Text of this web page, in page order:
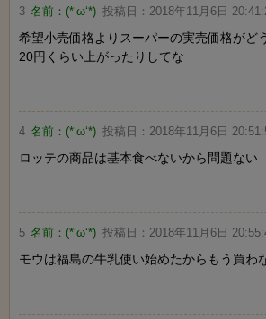
3 名前： (*‘ω‘*) 投稿日： 2018年11月6日
希望小売価格よりスーパーの実売価格がど
20円くらい上がったりしてな
4 名前： (*‘ω‘*) 投稿日： 2018年11月6日
ロッテの商品は基本食べないから問題ない
5 名前： (*‘ω‘*) 投稿日： 2018年11月6日
モウは福島の牛乳使い始めたからもう買わ